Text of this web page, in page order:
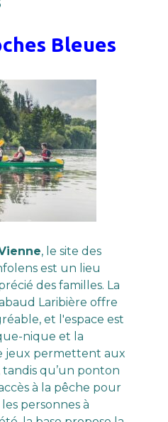
Bleues
, le site des
est un lieu
des familles. La
Laribière offre
et l'espace est
nique et la
jeux permettent aux
tandis qu’un ponton
à la pêche pour
personnes à